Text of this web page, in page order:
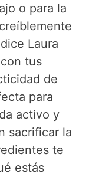
o para la
Laura
tus
de
para
activo y
sacrificar la
te
estás